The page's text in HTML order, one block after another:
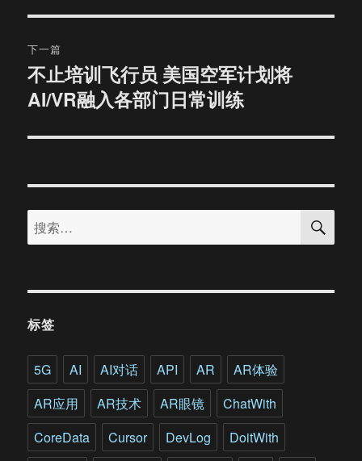
航
章：
下一篇
下
篇
章：
不止培训飞行员 美国空军计划将
AI/VR融入各部门日常训练
搜
索：
搜
标签
5G AI AI对话 API AR
AR体验
AR应用
AR技术 AR眼镜
ChatWith
CoreData
Cursor DevLog
DoitWith